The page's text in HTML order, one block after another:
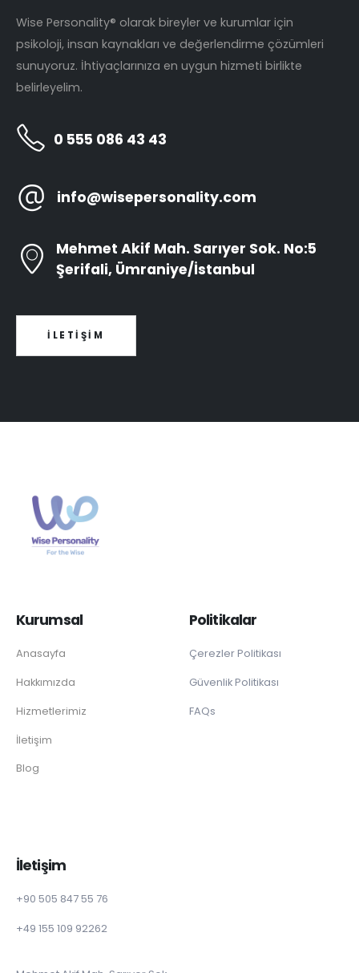
Wise Personality® olarak bireyler ve kurumlar için
psikoloji, insan kaynakları ve değerlendirme çözümleri
sunuyoruz. İhtiyaçlarınıza en uygun hizmeti birlikte
belirleyelim.
0 555 086 43 43
info@wisepersonality.com
Mehmet Akif Mah. Sarıyer Sok. No:5
Şerifali, Ümraniye/İstanbul
İLETİŞİM
Kurumsal
Anasayfa
Hakkımızda
Hizmetlerimiz
İletişim
Blog
Politikalar
Çerezler Politikası
Güvenlik Politikası
FAQs
İletişim
+90 505 847 55 76
+49 155 109 92262